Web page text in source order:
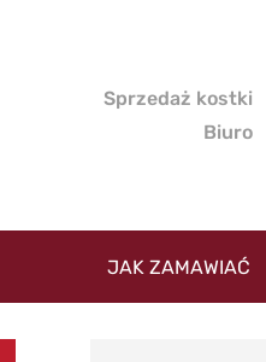
JAK ZAMAWIAĆ